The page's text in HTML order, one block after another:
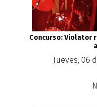
Concurso: Violator
Jueves, 06